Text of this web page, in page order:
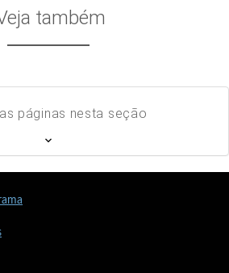
também
páginas nesta seção